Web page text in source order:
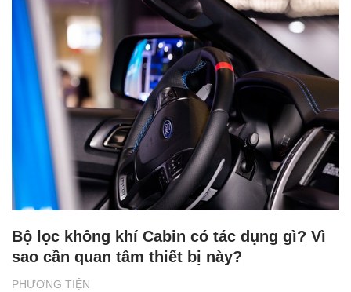
PHƯƠNG TIỆN
Bộ lọc không khí Cabin có tác dụng gì? Vì
sao cần quan tâm thiết bị này?